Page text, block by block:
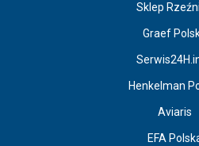
Sklep
Graef
Henkelman
Aviaris
EFA